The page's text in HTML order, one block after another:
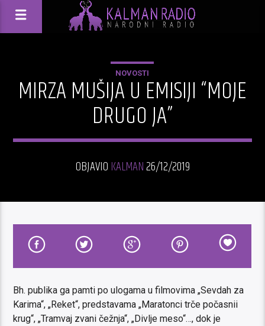
NOVOSTI
MIRZA MUŠIJA U EMISIJI “MOJE
DRUGO JA”
OBJAVIO KALMAN26/12/2019
Bh. publika ga pamti po ulogama u filmovima „Sevdah za
Karima“, „Reket“, predstavama „Maratonci trče počasnii
krug“, „Tramvaj zvani čežnja“, „Divlje meso“…, dok je